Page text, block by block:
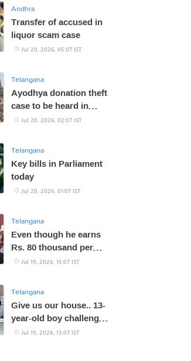
Andhra
Transfer of accused in
liquor scam case
Jul 20, 2026, 05:07 IST
Telangana
Ayodhya donation theft
case to be heard in
Supreme Court today
Jul 20, 2026, 02:07 IST
Telangana
Key bills in Parliament
today
Jul 20, 2026, 01:07 IST
Telangana
Even though he earns
Rs. 80 thousand per
month in rent.. a person
Jul 19, 2026, 15:07 IST
Telangana
Give us our house.. 13-
year-old boy challenges
the collector!
Jul 19, 2026, 13:07 IST